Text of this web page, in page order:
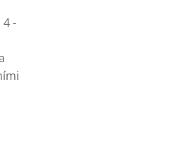
-